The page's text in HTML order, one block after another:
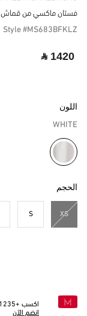
فستان ماكسي من قماش
Style #MS683BFKLZ
‎ ⃁ 1420 ‎
اللون
WHITE
مختار
الحجم
XS
S
اكسب +1235
انضم الآن